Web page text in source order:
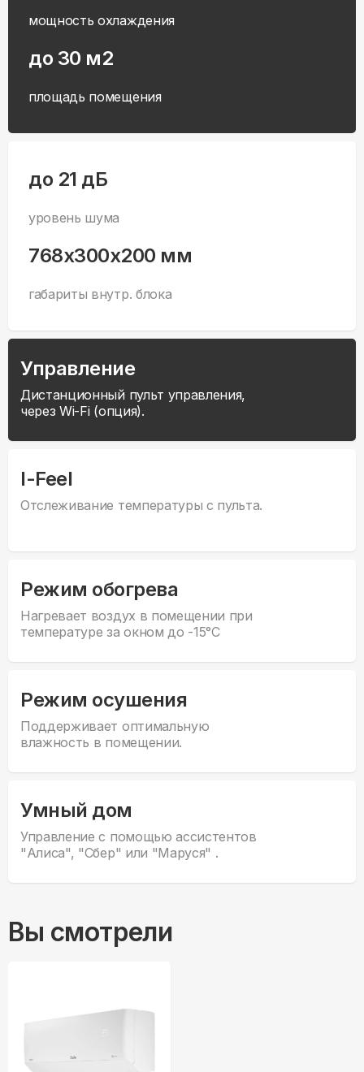
мощность охлаждения
до 30 м2
площадь помещения
до 21 дБ
уровень шума
768x300x200 мм
габариты внутр. блока
Управление
Дистанционный пульт управления,
через Wi-Fi (опция).
I-Feel
Отслеживание температуры с пульта.
Режим обогрева
Нагревает воздух в помещении при
температуре за окном до -15°С
Режим осушения
Поддерживает оптимальную
влажность в помещении.
Умный дом
Управление с помощью ассистентов
"Алиса", "Сбер" или "Маруся" .
Вы смотрели